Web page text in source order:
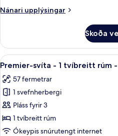
tvíbreitt
Nánari upplýsingar
Nánari
svíta
1
rúm
Skoða
Skoða
allar
myndir
fyrir
Premier-
svíta
-
9
Premier-svíta - 1 tvíbreitt rúm
57 fermetrar
1 svefnherbergi
Pláss fyrir 3
1 tvíbreitt rúm
Ókeypis snúrutengt internet